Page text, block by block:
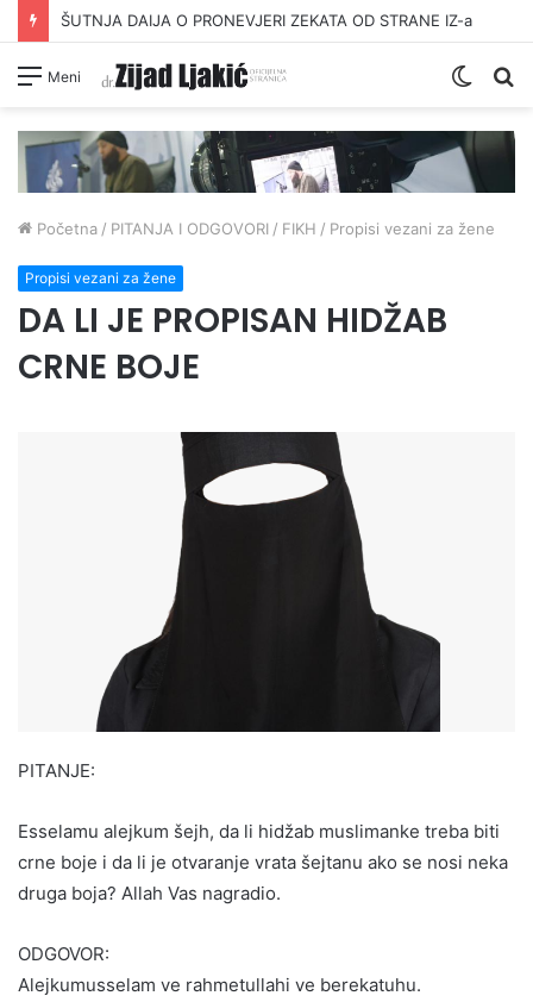
ŠUTNJA DAIJA O PRONEVJERI ZEKATA OD STRANE IZ-a
Meni
Switch
Početna / PITANJA I ODGOVORI / FIKH / Propisi vezani za žene
Propisi vezani za žene
DA LI JE PROPISAN HIDŽAB
CRNE BOJE
PITANJE:
Esselamu alejkum šejh, da li hidžab muslimanke treba biti
crne boje i da li je otvaranje vrata šejtanu ako se nosi neka
druga boja? Allah Vas nagradio.
ODGOVOR:
Alejkumusselam ve rahmetullahi ve berekatuhu.